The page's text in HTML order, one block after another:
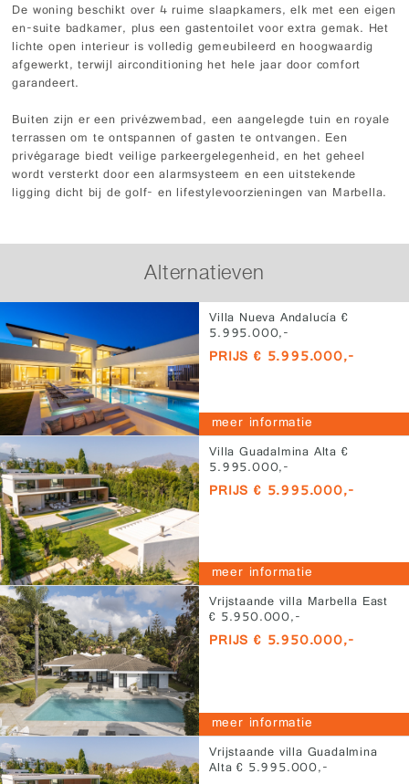
De woning beschikt over 4 ruime slaapkamers, elk met een eigen
en-suite badkamer, plus een gastentoilet voor extra gemak. Het
lichte open interieur is volledig gemeubileerd en hoogwaardig
afgewerkt, terwijl airconditioning het hele jaar door comfort
garandeert.
Buiten zijn er een privézwembad, een aangelegde tuin en royale
terrassen om te ontspannen of gasten te ontvangen. Een
privégarage biedt veilige parkeergelegenheid, en het geheel
wordt versterkt door een alarmsysteem en een uitstekende
ligging dicht bij de golf- en lifestylevoorzieningen van Marbella.
Alternatieven
Villa Nueva Andalucía €
5.995.000,-
PRIJS € 5.995.000,-
meer informatie
Villa Guadalmina Alta €
5.995.000,-
PRIJS € 5.995.000,-
meer informatie
Vrijstaande villa Marbella East
€ 5.950.000,-
PRIJS € 5.950.000,-
meer informatie
Vrijstaande villa Guadalmina
Alta € 5.995.000,-